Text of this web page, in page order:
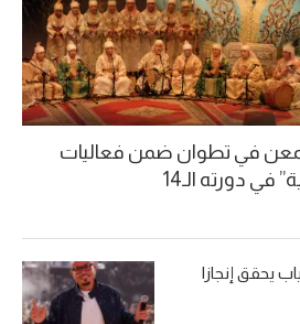
في تطوان ضمن فعاليات
دورته الـ14
يحقق إنجازا